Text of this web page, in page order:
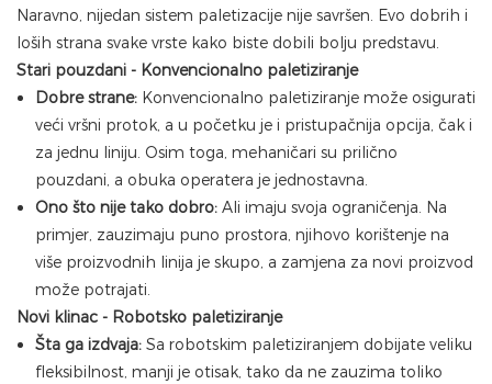
Naravno, nijedan sistem paletizacije nije savršen. Evo dobrih i
loših strana svake vrste kako biste dobili bolju predstavu.
Stari pouzdani - Konvencionalno paletiziranje
Dobre strane: Konvencionalno paletiziranje može osigurati
veći vršni protok, a u početku je i pristupačnija opcija, čak i
za jednu liniju. Osim toga, mehaničari su prilično
pouzdani, a obuka operatera je jednostavna.
Ono što nije tako dobro: Ali imaju svoja ograničenja. Na
primjer, zauzimaju puno prostora, njihovo korištenje na
više proizvodnih linija je skupo, a zamjena za novi proizvod
može potrajati.
Novi klinac - Robotsko paletiziranje
Šta ga izdvaja: Sa robotskim paletiziranjem dobijate veliku
fleksibilnost, manji je otisak, tako da ne zauzima toliko